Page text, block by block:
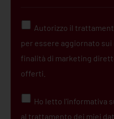
Autorizzo il
per essere aggiornato
finalità di marketing
offerti.
Ho letto l'informativa
al trattamento dei miei